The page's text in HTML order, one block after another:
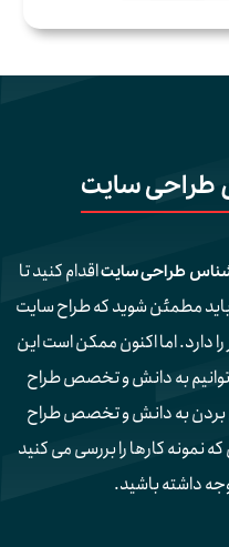
طراحی سایت
طراحی سایتاقدام کنید تا
باید مطمئن شوید که طراح سایت
دارد. اما اکنون ممکن است این
به دانش و تخصص طراح
بردن به دانش و تخصص طراح
نمونه کارها را بررسی می کنید
داشته باشید.